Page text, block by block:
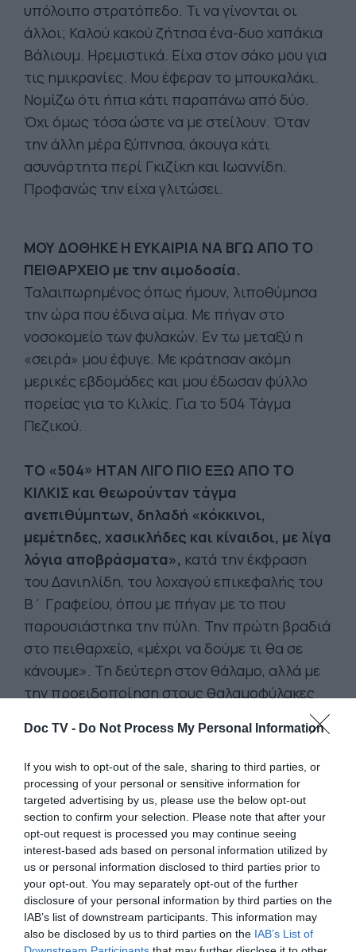
Doc TV - Do Not Process My Personal Information
If you wish to opt-out of the sale, sharing to third parties, or
processing of your personal or sensitive information for
targeted advertising by us, please use the below opt-out
section to confirm your selection. Please note that after your
opt-out request is processed you may continue seeing
interest-based ads based on personal information utilized by
us or personal information disclosed to third parties prior to
your opt-out. You may separately opt-out of the further
disclosure of your personal information by third parties on the
IAB’s list of downstream participants. This information may
also be disclosed by us to third parties on the IAB’s List of
υπόλοιπο στρατόπεδο. Τι να γίνονται οι
άλλοι; Καλού κακού ζήτησα ένα-δυο χαπάκια
Βάλιουμ. Ηρεμιστικά. Είχα στον σάκο μου για
τις ημικρανίες. Μου έφεραν το μπουκαλάκι.
Νομίζω ότι ήπια κάτι παραπάνω από δύο.
Όχι όμως τόσα ώστε να με στείλουν. Όταν
την άλλη μέρα ξύπνησα, άκουγα κάτι
ασυνάρτητα περί Γκιζίκη και Ιωαννίδη.
Προφανώς την είχα γλιτώσει.
ΜΟΥ ΔΟΘΗΚΕ Η ΕΥΚΑΙΡΙΑ ΝΑ ΒΓΩ ΑΠΟ ΤΟ
ΠΕΙΘΑΡΧΕΙΟ με την αιμοδοσία.
Ταλαιπωρημένος όπως ήμουν, λιποθύμησα
την ώρα που έδινα αίμα. Με πήγαν στο
νοσοκομείο των φυλακών. Εν τω μεταξύ η
«σειρά» μου έφυγε. Με κράτησαν ακόμη
μερικές εβδομάδες και μου έδωσαν φύλλο
πορείας για το Κιλκίς. Για το 504 Τάγμα
Πεζικού.
ΤΟ «504» ΗΤΑΝ ΛΙΓΟ ΠΙΟ ΕΞΩ ΑΠΟ ΤΟ
ΚΙΛΚΙΣ και θεωρούνταν τάγμα
ανεπιθύμητων, δηλαδή «κόκκινοι,
μεμέτηδες, χασικλήδες και κίναιδοι, με λίγα
λόγια αποβράσματα», κατά την έκφραση
του Δανιηλίδη, του λοχαγού επικεφαλής του
Β΄ Γραφείου, όπου με πήγαν με το που
παρουσιάστηκα την πύλη. Την πρώτη βραδιά
στο πειθαρχείο, «μέχρι να δούμε τι θα σε
κάνουμε». Τη δεύτερη στον θάλαμο, αλλά με
την προειδοποίηση στους θαλαμοφύλακες
να προσέχουν γιατί πρόκειται για επικίνδυνο
εγκληματία. Καλά που δεν σηκωνόμουνα τη
νύχτα για κατούρημα. Θα μπορούσα για τα
καλά να αισθανθώ καμιά ξιφολόγχη στα
πλευρά, αναλόγως της ψυχραιμίας ή της
μαλακίας της νυχτερινής βάρδιας. Στη
συνέχεια με έντυσαν Αλφαμίτη, δηλαδή
Αστυνομία Μονάδος. Άσπρο κράνος και ζώνη
πιστολιού, όπου επειδή βέβαια δεν μου
έδωσαν πιστόλι, έβαζα χαρτομάντιλα και ένα
μπλοκάκι όπου είχα γράψει τα άπειρα